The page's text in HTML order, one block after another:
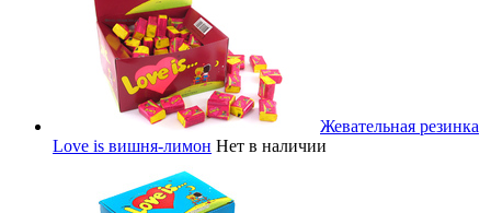
Жевательная резинка
Love is вишня-лимон Нет в наличии